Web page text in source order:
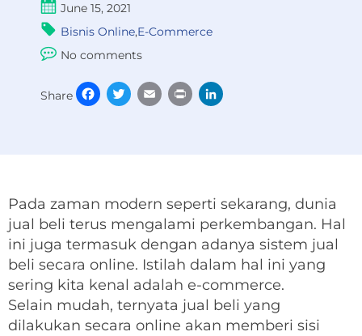
June 15, 2021
Bisnis Online,E-Commerce
No comments
Share Facebook
TwitterEmail Print
Pada zaman modern seperti sekarang, dunia
jual beli terus mengalami perkembangan. Hal
ini juga termasuk dengan adanya sistem jual
beli secara online. Istilah dalam hal ini yang
sering kita kenal adalah e-commerce.
Selain mudah, ternyata jual beli yang
dilakukan secara online akan memberi sisi